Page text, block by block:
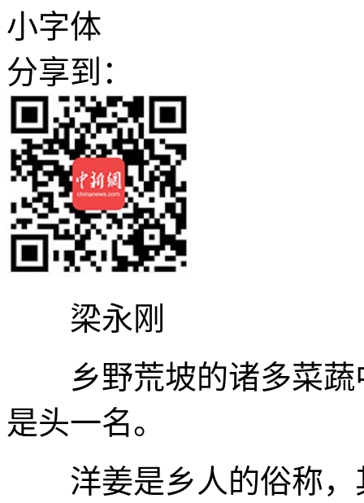
小字体
分享到：
梁永刚
乡野荒坡的诸多菜蔬
是头一名。
洋姜是乡人的俗称，